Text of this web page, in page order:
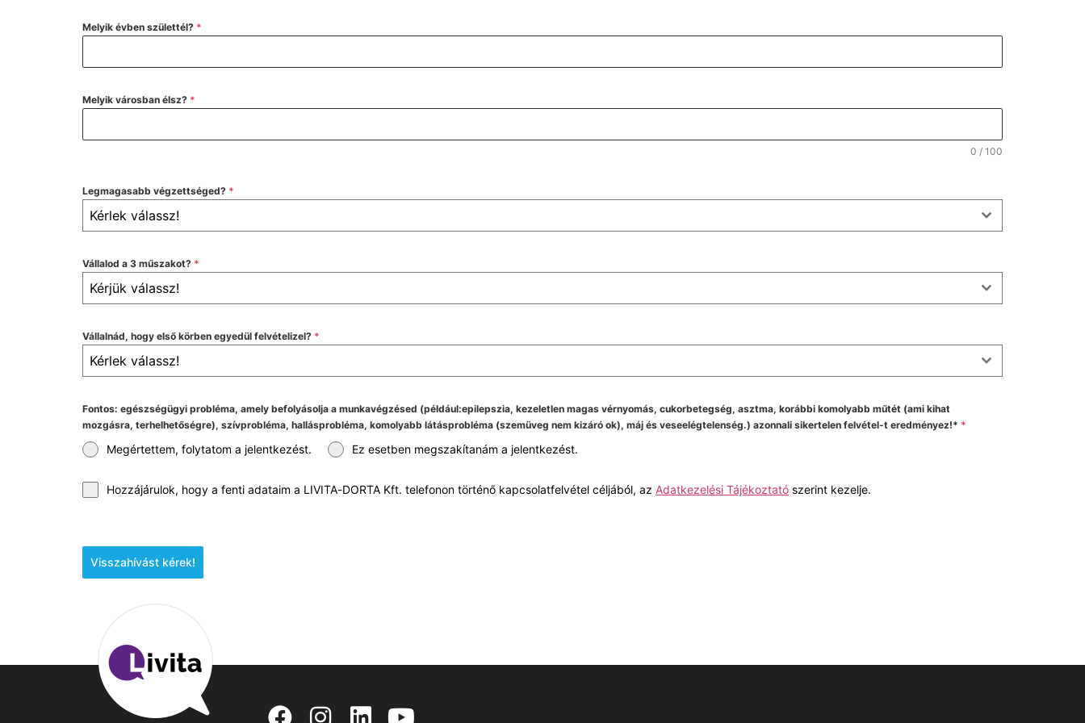
Melyik évben születtél? *
Melyik városban élsz? *
0 / 100
Legmagasabb végzettséged? *
Kérlek válassz!
Vállalod a 3 műszakot? *
Kérjük válassz!
Vállalnád, hogy első körben egyedül felvételizel? *
Kérlek válassz!
Fontos: egészségügyi probléma, amely befolyásolja a munkavégzésed (például:epilepszia, kezeletlen magas vérnyomás, cukorbetegség, asztma, korábbi komolyabb műtét (ami kihat
mozgásra, terhelhetőségre), szívprobléma, hallásprobléma, komolyabb látásprobléma (szemüveg nem kizáró ok), máj és veseelégtelenség.) azonnali sikertelen felvétel-t eredményez!* *
Megértettem, folytatom a jelentkezést. Ez esetben megszakítanám a jelentkezést.
Hozzájárulok, hogy a fenti adataim a LIVITA-DORTA Kft. telefonon történő kapcsolatfelvétel céljából, az Adatkezelési Tájékoztató szerint kezelje.
Visszahívást kérek!